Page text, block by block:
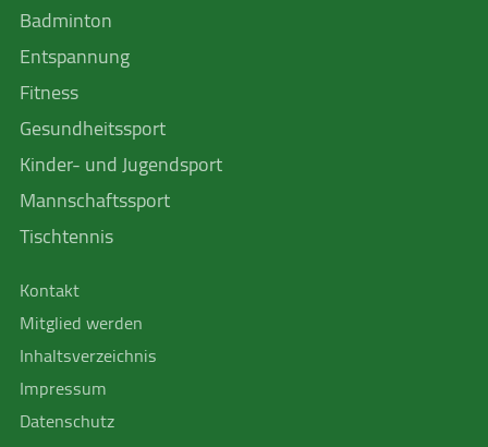
Badminton
Entspannung
Fitness
Gesundheitssport
Kinder- und Jugendsport
Mannschafts­sport
Tischtennis
Kontakt
Mitglied werden
Inhaltsverzeichnis
Impressum
Datenschutz